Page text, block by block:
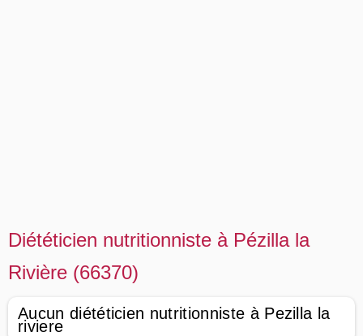
Diététicien nutritionniste à Pézilla la
Rivière (66370)
Aucun diététicien nutritionniste à Pezilla la
riviere